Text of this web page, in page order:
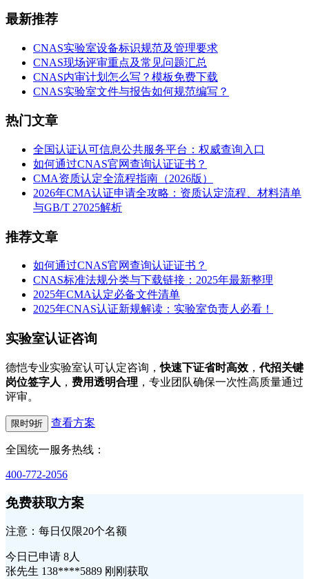
最新推荐
CNAS实验室设备标识规范及管理要求
CNAS现场评审重点及常见问题汇总
CNAS内审计划怎么写？模板免费下载
CNAS实验室文件与报告如何规范编写？
热门文章
全国认证认可信息公共服务平台：权威查询入口
如何通过CNAS官网查询认证证书？
CMA资质认定全流程指南（2026版）
2026年CMA认证申请全攻略：资质认定流程、材料清单
与GB/T 27025解析
推荐文章
如何通过CNAS官网查询认证证书？
CNAS标准法规分类与下载链接：2025年最新整理
2025年CMA认定必备文件清单
2025年CNAS认证新规解读：实验室负责人必看！
实验室认证咨询
德恺专业实验室认可认定咨询，快速下证省时高效 ，代招关键
岗位签字人 ， 费用透明合理 ，专业团队确保一次性高质量通过
评审。
限时9折 查看方案
全国统一服务热线：
400-772-2056
免费获取方案
注意：每日仅限20个名额
今日已申请 8人
张先生 138****5889 刚刚获取